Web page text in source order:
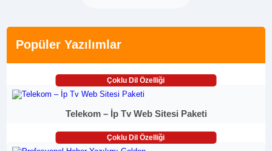
Popüler Yazılımlar
Çoklu Dil Özelliği
Telekom – İp Tv Web Sitesi Paketi
Çoklu Dil Özelliği